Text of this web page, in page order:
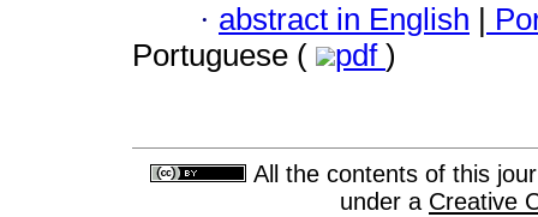
· abstract in English |
Portuguese (
pdf )
All the contents of this
under a Creative